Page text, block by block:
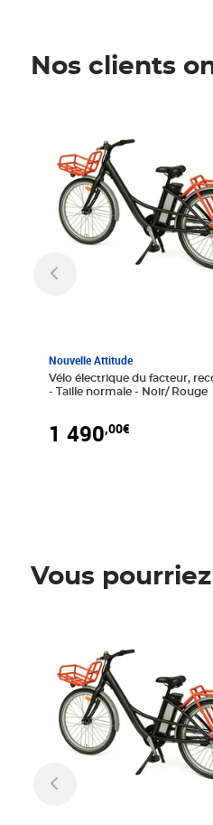
Nos clients
Nouvelle Attitude
Vélo électrique du facteur,
- Taille normale - Noir/ Rouge
1 490,00€
Vous